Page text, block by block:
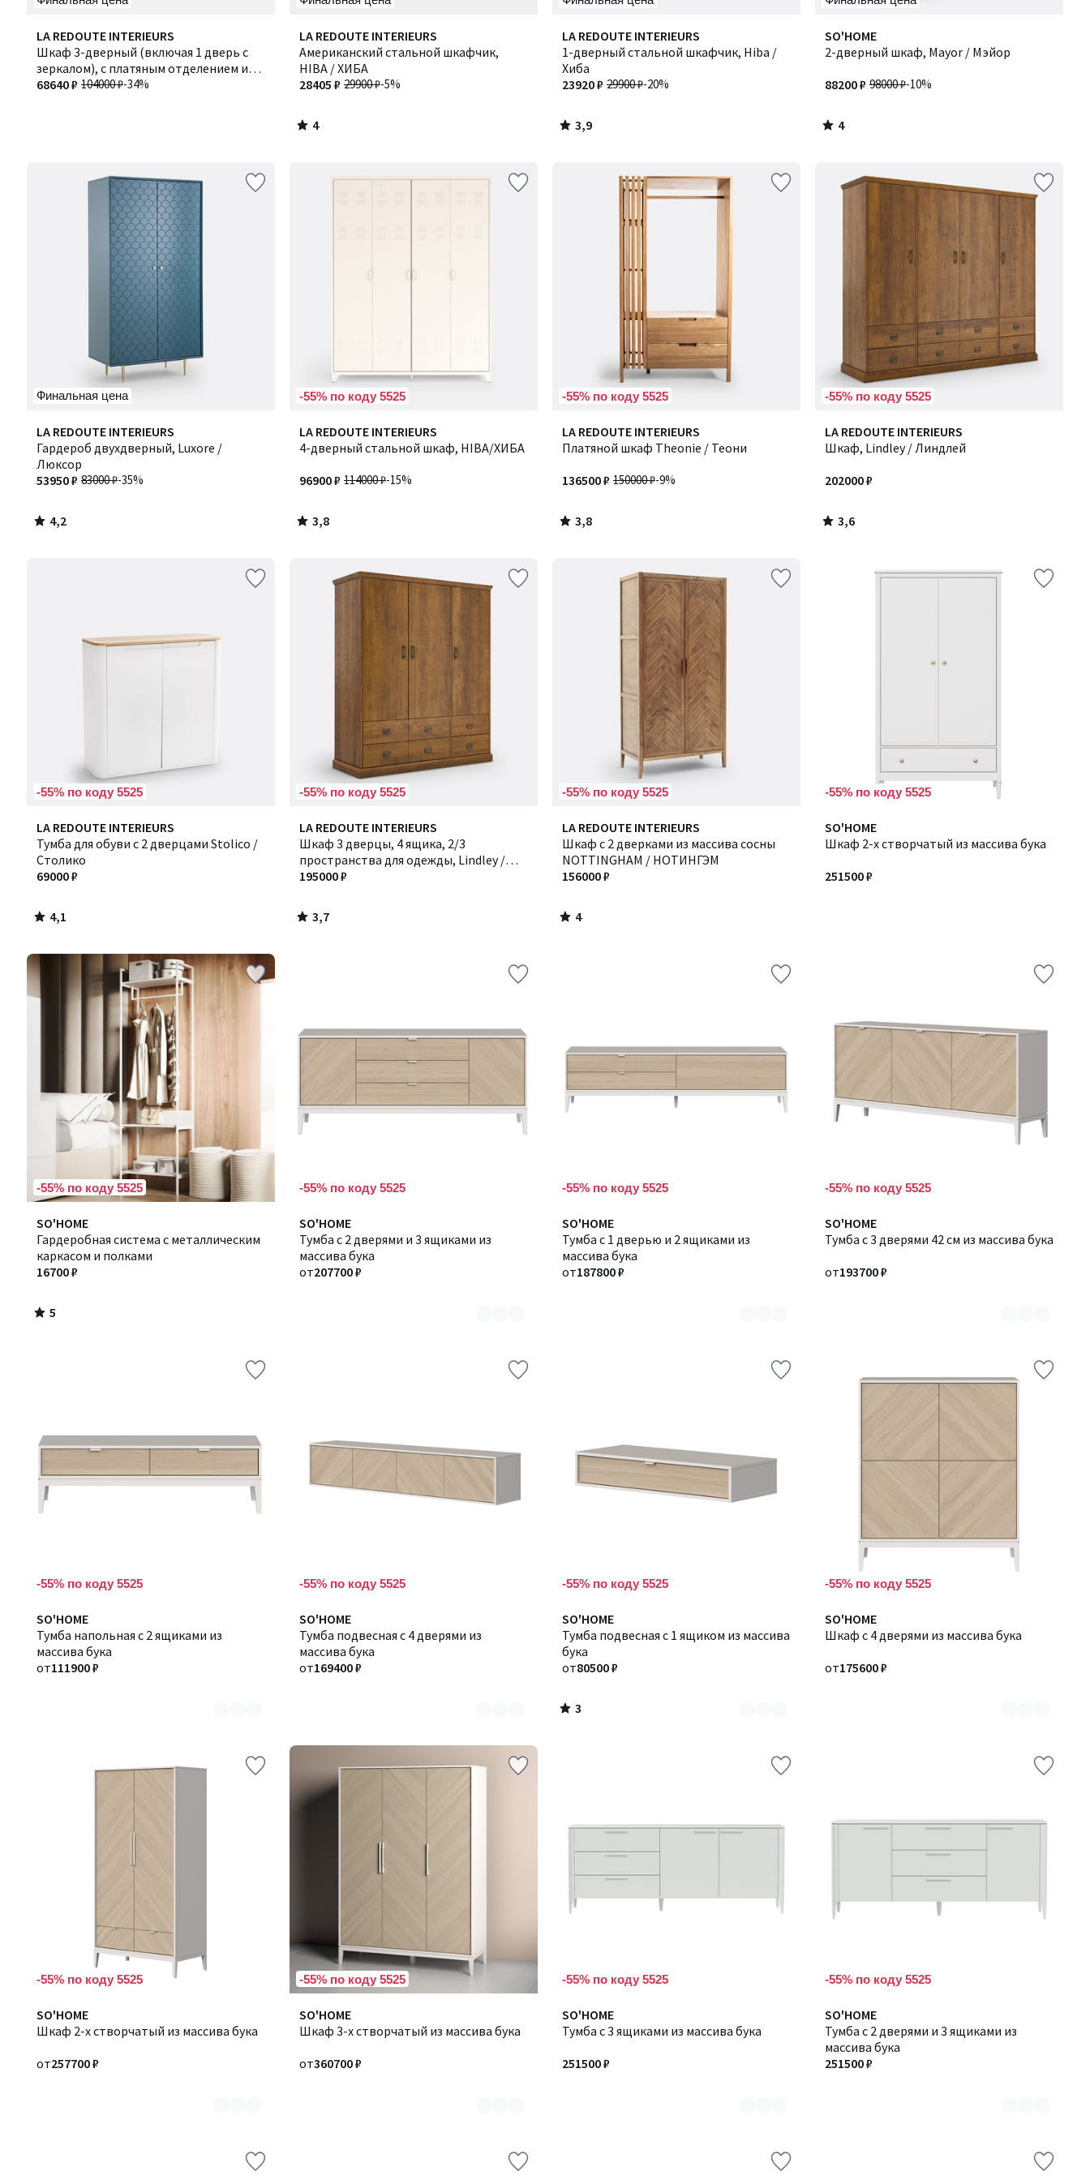
LA REDOUTE INTERIEURS
Шкаф 3-дверный (включая 1 дверь с
зеркалом), с платяным отделением и
полками для белья, PARRO / ПАРР
104000 ₽-34%
68640 ₽
LA REDOUTE INTERIEURS
Американский стальной шкафчик,
HIBA / ХИБА
29900 ₽-5%
28405 ₽
4
/
5
4
/
LA REDOUTE INTERIEURS
1-дверный стальной шкафчик, Hiba /
Хиба
29900 ₽-20%
23920 ₽
3,9
/ 5
3,9
/
SO'HOME
2-дверный шкаф, Mayor / Мэйор
98000 ₽-10%
88200 ₽
4
/
4
/
Финальная цена
LA REDOUTE INTERIEURS
Гардероб двухдверный, Luxore /
Люксор
83000 ₽-35%
53950 ₽
4,2
/ 5
4,2
/
-55% по коду 5525
LA REDOUTE INTERIEURS
4-дверный стальной шкаф, HIBA/ХИБА
114000 ₽-15%
96900 ₽
3,8
/ 5
3,8
/
-55% по коду 5525
LA REDOUTE INTERIEURS
Платяной шкаф Theonie / Теони
150000 ₽-9%
136500 ₽
3,8
/ 5
3,8
/
-55% по коду 5525
LA REDOUTE INTERIEURS
Шкаф, Lindley / Линдлей
202000 ₽
3,6
/ 5
3,6
/
-55% по коду 5525
LA REDOUTE INTERIEURS
Тумба для обуви с 2 дверцами Stolico /
Столико
69000 ₽
4,1
/ 5
4,1
/
-55% по коду 5525
LA REDOUTE INTERIEURS
Шкаф 3 дверцы, 4 ящика, 2/3
пространства для одежды, Lindley /
Линдлей
195000 ₽
3,7
/ 5
3,7
/
-55% по коду 5525
LA REDOUTE INTERIEURS
Шкаф с 2 дверками из массива сосны
NOTTINGHAM / НОТИНГЭМ
156000 ₽
4
/
5
4
/
-55% по коду 5525
SO'HOME
Шкаф 2-х створчатый из массива бука
251500 ₽
-55% по коду 5525
SO'HOME
Гардеробная система с металлическим
каркасом и полками
16700 ₽
5
/
5
5
/
-55% по коду 5525
SO'HOME
Тумба с 2 дверями и 3 ящиками из
массива бука
от207700 ₽
Количество
цветов:
2
-55% по коду 5525
SO'HOME
Тумба с 1 дверью и 2 ящиками из
массива бука
от187800 ₽
Количество
цветов:
2
-55% по коду 5525
SO'HOME
Тумба с 3 дверями 42 см из массива бука
от193700 ₽
Количество
цветов:
-55% по коду 5525
SO'HOME
Тумба напольная с 2 ящиками из
массива бука
от111900 ₽
Количество
цветов:
2
-55% по коду 5525
SO'HOME
Тумба подвесная с 4 дверями из
массива бука
от169400 ₽
Количество
цветов:
2
-55% по коду 5525
SO'HOME
Тумба подвесная с 1 ящиком из массива
бука
от80500 ₽
3
/
5
Количество
цветов:
2
3
/
-55% по коду 5525
SO'HOME
Шкаф с 4 дверями из массива бука
от175600 ₽
Количество
цветов:
-55% по коду 5525
SO'HOME
Шкаф 2-х створчатый из массива бука
от257700 ₽
Количество
цветов:
-55% по коду 5525
SO'HOME
Шкаф 3-х створчатый из массива бука
от360700 ₽
Количество
цветов:
-55% по коду 5525
SO'HOME
Тумба с 3 ящиками из массива бука
251500 ₽
Количество
цветов:
-55% по коду 5525
SO'HOME
Тумба с 2 дверями и 3 ящиками из
массива бука
251500 ₽
Количество
цветов:
6